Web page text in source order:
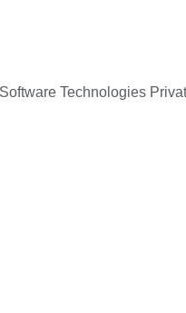
Technologies